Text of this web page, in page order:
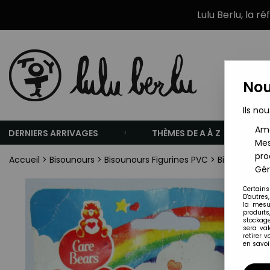
Lulu Berlu, la
DERNIERS ARRIVAGES THÈMES DE A À Z
Accueil > Bisounours > Bisounours Figurines PVC > Bisounours
Ils
la
sera
retirer
en